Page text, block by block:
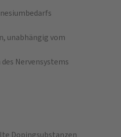
unabhängig vom
Nervensystems
Dopingsubstanzen